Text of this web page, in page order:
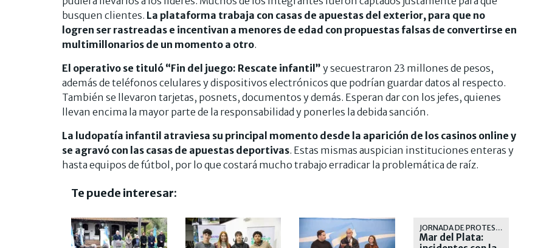
busquen clientes. La plataforma trabaja con casas de apuestas del exterior, para que no
logren ser rastreadas e incentivan a menores de edad con propuestas falsas de convertirse en
multimillonarios de un momento a otro.
El operativo se tituló “Fin del juego: Rescate infantil” y secuestraron 23 millones de pesos,
además de teléfonos celulares y dispositivos electrónicos que podrían guardar datos al respecto.
También se llevaron tarjetas, posnets, documentos y demás. Esperan dar con los jefes, quienes
llevan encima la mayor parte de la responsabilidad y ponerles la debida sanción.
La ludopatía infantil atraviesa su principal momento desde la aparición de los casinos online y
se agravó con las casas de apuestas deportivas. Estas mismas auspician instituciones enteras y
hasta equipos de fútbol, por lo que costará mucho trabajo erradicar la problemática de raíz.
Te puede interesar:
JORNADA DE PROTESTA
Mar del Plata: